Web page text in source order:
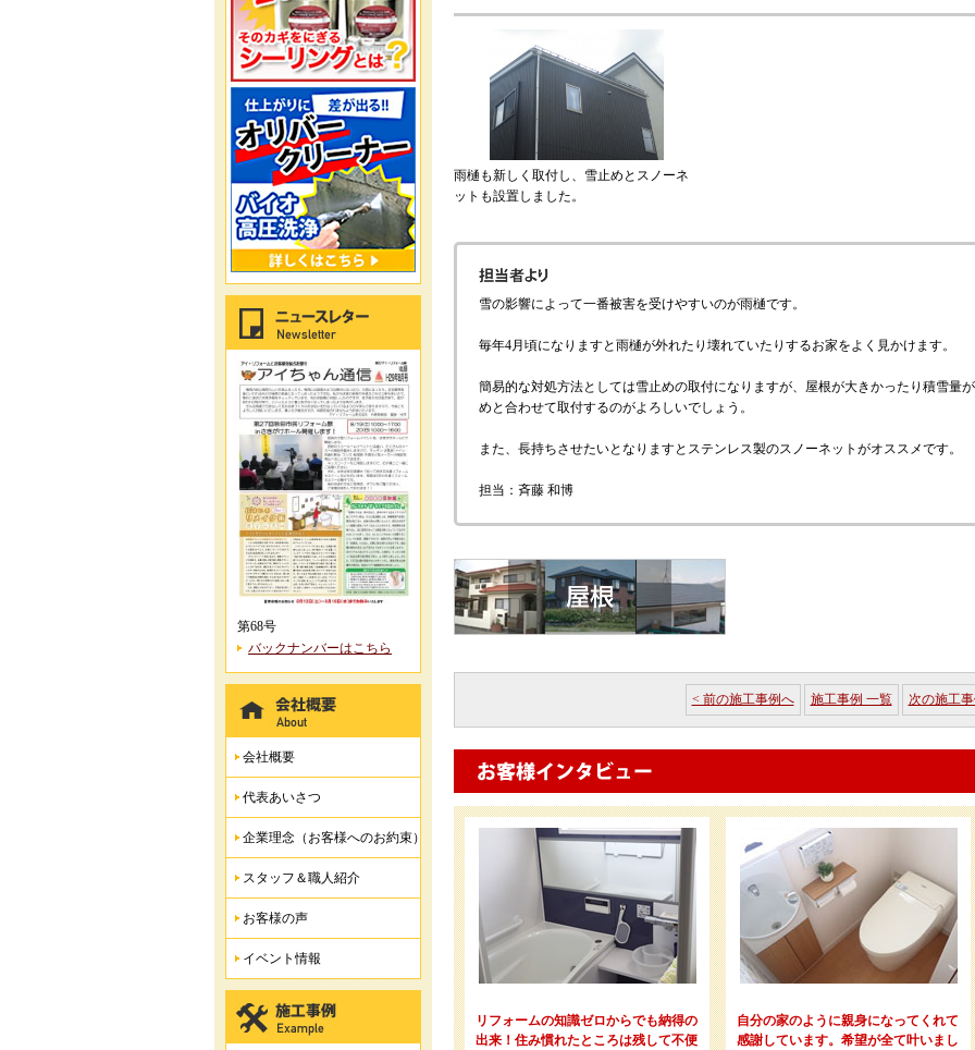
雨樋も新しく取付し、雪止めとスノーネ
ットも設置しました。
雪の影響によって一番被害を受けやすいのが雨樋です。
毎年4月頃になりますと雨樋が外れたり壊れていたりするお家をよく見かけます。
簡易的な対処方法としては雪止めの取付になりますが、屋根が大きかったり積雪量
めと合わせて取付するのがよろしいでしょう。
また、長持ちさせたいとなりますとステンレス製のスノーネットがオススメです。
担当：斉藤 和博
< 前の施工事例へ 施工事例 一覧 次の施工
リフォームの知識ゼロからでも納得の
出来！住み慣れたところは残して不便
自分の家のように親身になってくれて
感謝しています。希望が全て叶いまし
第68号
バックナンバーはこちら
会社概要
代表あいさつ
企業理念（お客様へのお約束）
スタッフ＆職人紹介
お客様の声
イベント情報